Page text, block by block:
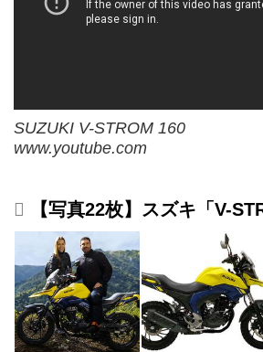
SUZUKI V-STROM 160
www.youtube.com
【写真22枚】スズキ「V-